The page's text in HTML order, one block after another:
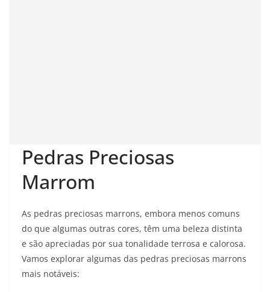
Pedras Preciosas
Marrom
As pedras preciosas marrons, embora menos comuns
do que algumas outras cores, têm uma beleza distinta
e são apreciadas por sua tonalidade terrosa e calorosa.
Vamos explorar algumas das pedras preciosas marrons
mais notáveis: